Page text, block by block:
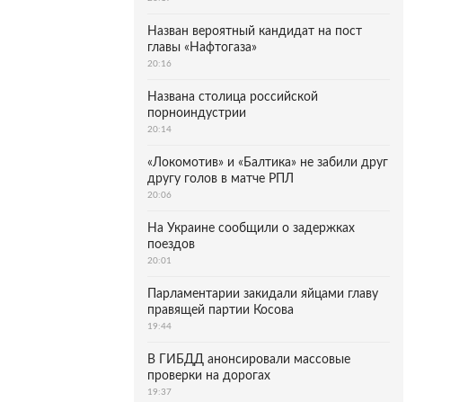
Назван вероятный кандидат на пост
главы «Нафтогаза»
20:16
Названа столица российской
порноиндустрии
20:14
«Локомотив» и «Балтика» не забили друг
другу голов в матче РПЛ
20:06
На Украине сообщили о задержках
поездов
20:01
Парламентарии закидали яйцами главу
правящей партии Косова
19:44
В ГИБДД анонсировали массовые
проверки на дорогах
19:37